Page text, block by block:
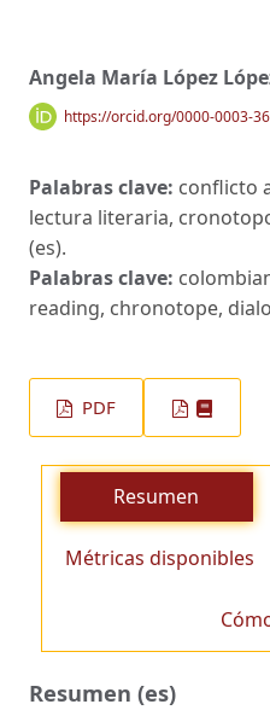
Angela María López
https://orcid.org/0000-0003-
Palabras clave: conflicto
lectura literaria,
(es).
Palabras clave:
reading, chronotope,
PDF
Resumen
Métricas disponibles
Resumen (es)